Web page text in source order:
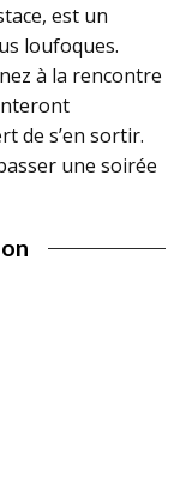
est un
loufoques.
à la rencontre
de s’en sortir.
une soirée